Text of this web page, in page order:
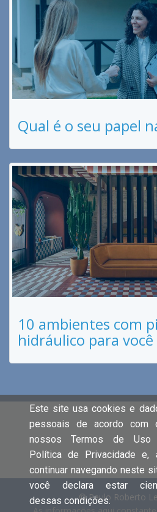
Qual é o seu papel
10 ambientes com
hidráulico para
© Paulo Roberto
Este site usa cookies e
pessoais de acordo com
nossos Termos de
Política de Privacidade e,
continuar navegando neste
você declara estar
dessas condições.